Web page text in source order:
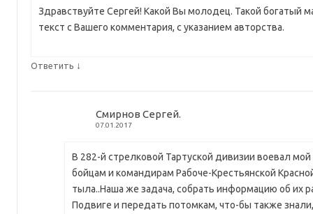
Здравствуйте Сергей! Какой Вы молодец. Такой богатый
текст с Вашего комментария, с указанием авторства.
Ответить ↓
Смирнов Сергей.
07.01.2017
В 282-й стрелковой Тартуской дивизии воевал
бойцам и командирам Рабоче-Крестьянской
тыла..Наша же задача, собрать информацию об их
Подвиге и передать потомкам, что-бы также